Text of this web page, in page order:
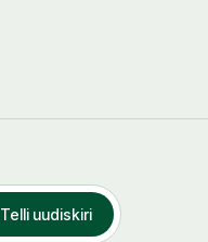
Telli uudiskiri